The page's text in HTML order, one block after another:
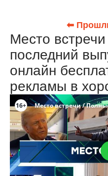
⬅
Место
последний
онлайн
рекламы в